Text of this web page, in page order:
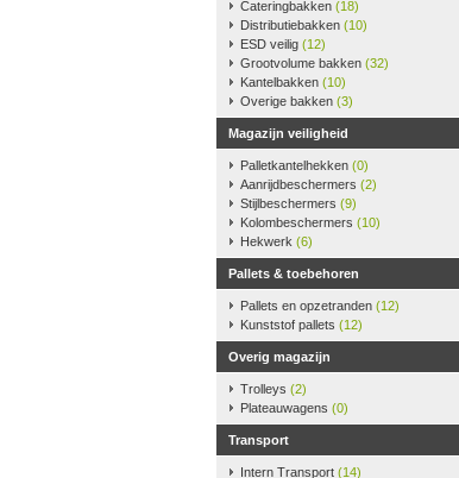
Cateringbakken (18)
Distributiebakken (10)
ESD veilig (12)
Grootvolume bakken (32)
Kantelbakken (10)
Overige bakken (3)
Magazijn veiligheid
Palletkantelhekken (0)
Aanrijdbeschermers (2)
Stijlbeschermers (9)
Kolombeschermers (10)
Hekwerk (6)
Pallets & toebehoren
Pallets en opzetranden (12)
Kunststof pallets (12)
Overig magazijn
Trolleys (2)
Plateauwagens (0)
Transport
Intern Transport (14)